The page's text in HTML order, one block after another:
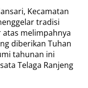
Kecamatan
tradisi
atas melimpahnya
diberikan Tuhan
tahunan ini
Telaga Ranjeng